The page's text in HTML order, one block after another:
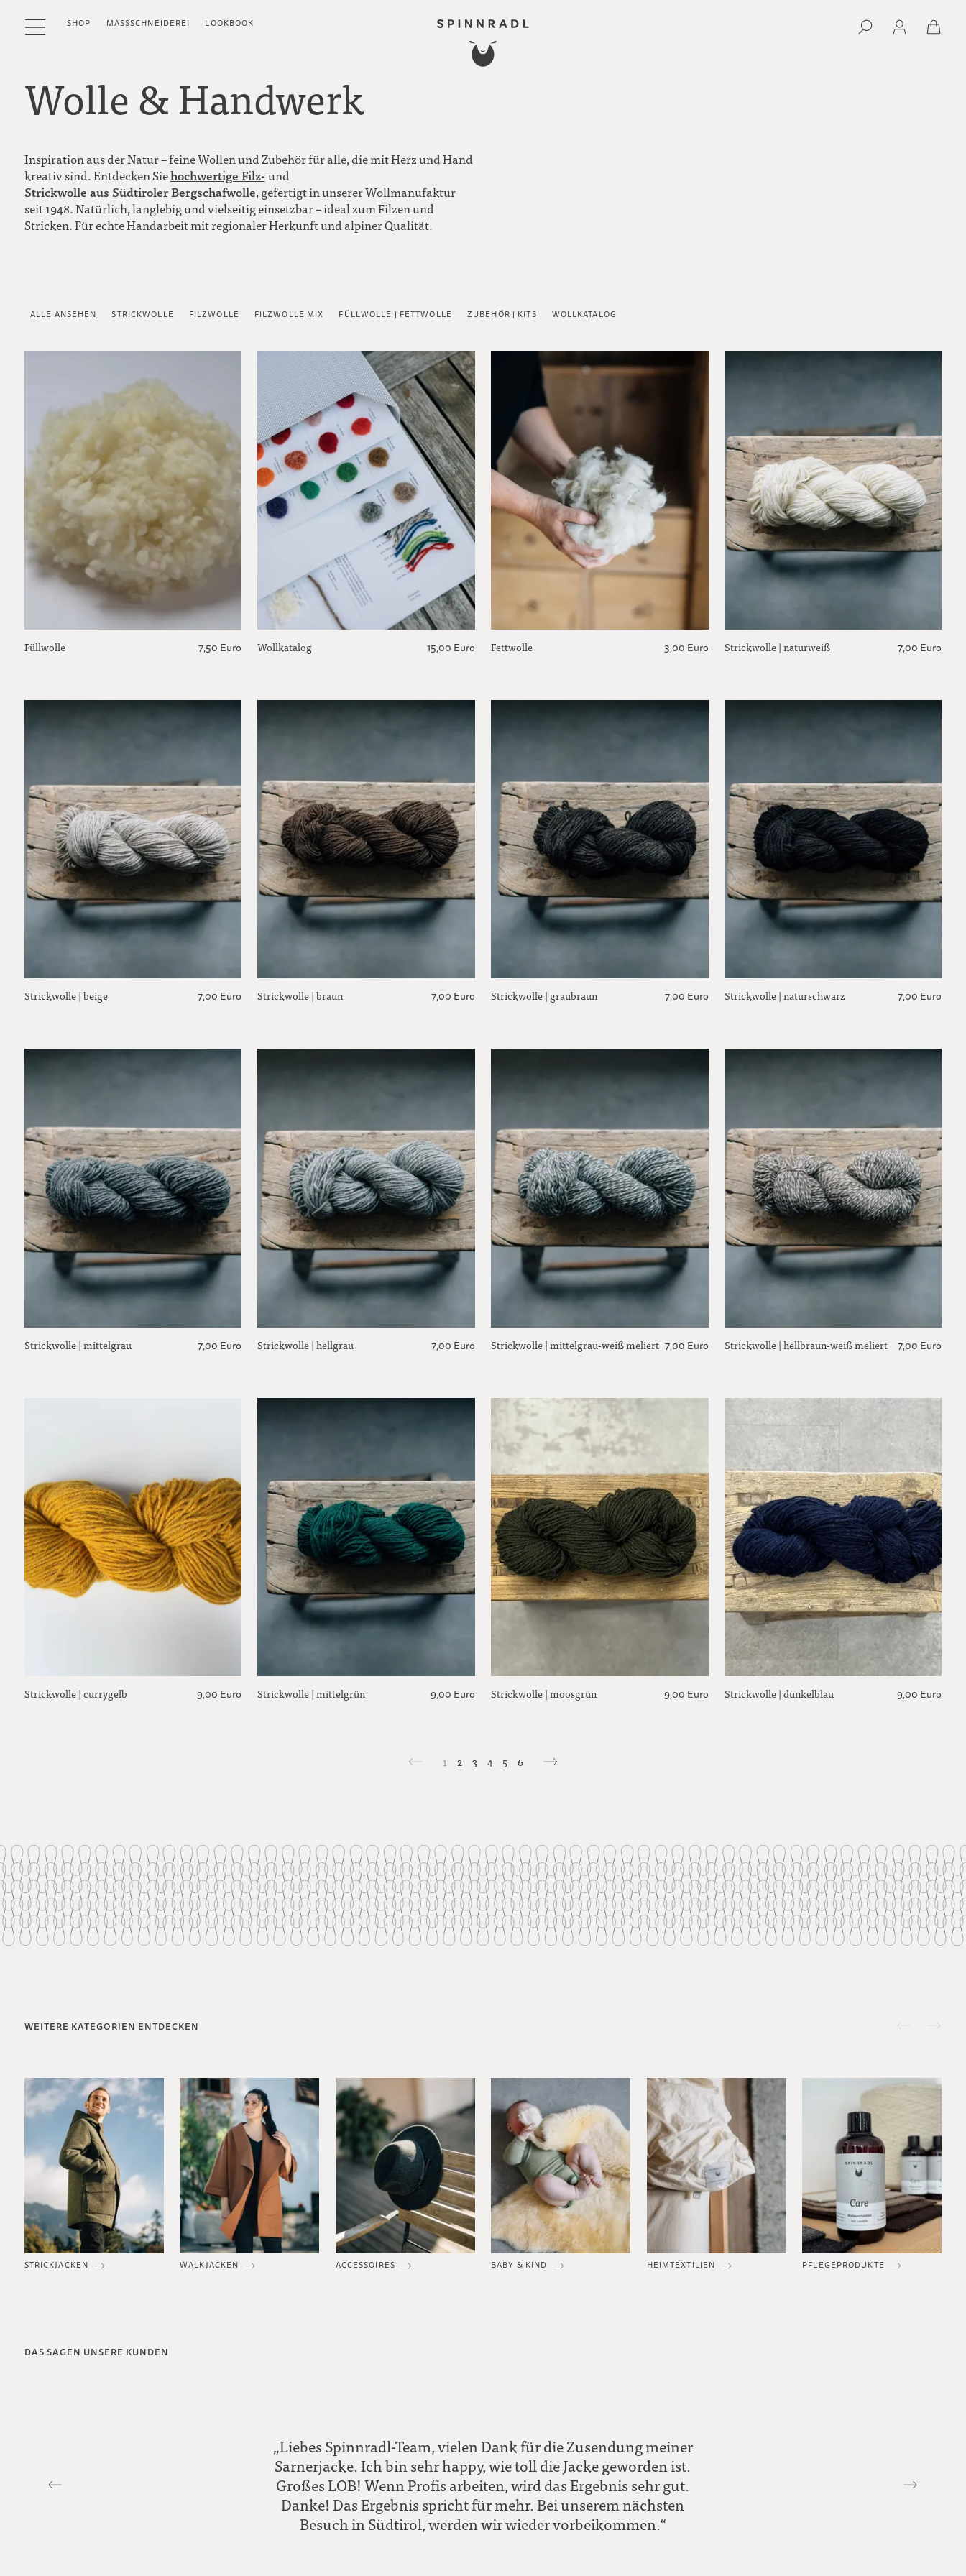
SHOP MASSSCHNEIDEREI LOOKBOOK
Wolle & Handwerk
Inspiration aus der Natur – feine Wollen und Zubehör für alle, die mit Herz und Hand
kreativ sind. Entdecken Siehochwertige Filz-und
Strickwolle aus Südtiroler Bergschafwolle, gefertigt in unserer Wollmanufaktur
seit 1948. Natürlich, langlebig und vielseitig einsetzbar – ideal zum Filzen und
Stricken. Für echte Handarbeit mit regionaler Herkunft und alpiner Qualität.
ALLE ANSEHEN STRICKWOLLE FILZWOLLE FILZWOLLE MIX FÜLLWOLLE | FETTWOLLE ZUBEHÖR | KITS WOLLKATALOG
Füllwolle 7,50 Euro Wollkatalog 15,00 Euro Fettwolle 3,00 Euro Strickwolle | naturweiß 7,00 Euro
Strickwolle | beige 7,00 Euro Strickwolle | braun 7,00 Euro Strickwolle | graubraun 7,00 Euro Strickwolle | naturschwarz 7,00 Euro
Strickwolle | mittelgrau 7,00 Euro Strickwolle | hellgrau 7,00 Euro Strickwolle | mittelgrau-weiß meliert 7,00 Euro Strickwolle | hellbraun-weiß meliert 7,00 Euro
Strickwolle | currygelb 9,00 Euro Strickwolle | mittelgrün 9,00 Euro Strickwolle | moosgrün 9,00 Euro Strickwolle | dunkelblau 9,00 Euro
1 2 3 4 5 6
WEITERE KATEGORIEN ENTDECKEN
STRICKJACKEN WALKJACKEN ACCESSOIRES BABY & KIND HEIMTEXTILIEN PFLEGEPRODUKTE
DAS SAGEN UNSERE KUNDEN
„Liebes Spinnradl-Team, vielen Dank für die Zusendung meiner
Sarnerjacke. Ich bin sehr happy, wie toll die Jacke geworden ist.
Großes LOB! Wenn Profis arbeiten, wird das Ergebnis sehr gut.
Danke! Das Ergebnis spricht für mehr. Bei unserem nächsten
Besuch in Südtirol, werden wir wieder vorbeikommen.“